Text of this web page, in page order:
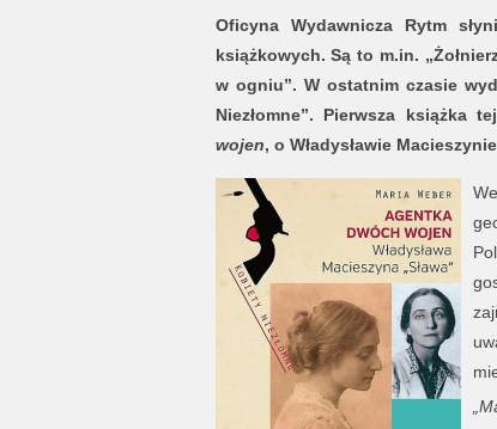
Oficyna Wydawnicza Rytm
książkowych. Są to m.in.
w ogniu”. W ostatnim czasie
Niezłomne”. Pierwsza książka
wojen, o Władysławie